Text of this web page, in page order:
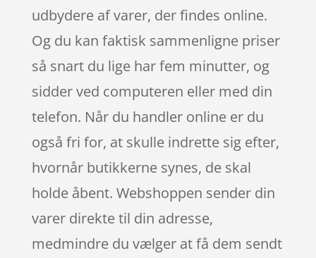
udbydere af varer, der findes online.
Og du kan faktisk sammenligne priser
så snart du lige har fem minutter, og
sidder ved computeren eller med din
telefon. Når du handler online er du
også fri for, at skulle indrette sig efter,
hvornår butikkerne synes, de skal
holde åbent. Webshoppen sender din
varer direkte til din adresse,
medmindre du vælger at få dem sendt